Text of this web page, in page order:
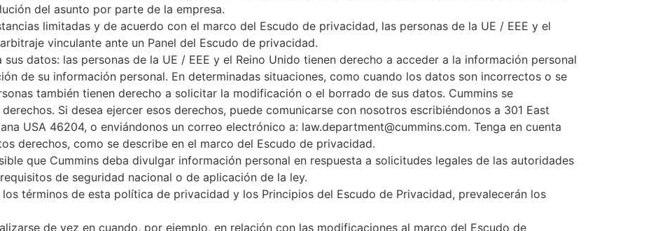
del asunto por parte de la empresa.
limitadas y de acuerdo con el marco del Escudo de privacidad, las personas de la UE / EEE y el
vinculante ante un Panel del Escudo de privacidad.
datos: las personas de la UE / EEE y el Reino Unido tienen derecho a acceder a la información personal
de su información personal. En determinadas situaciones, como cuando los datos son incorrectos o se
también tienen derecho a solicitar la modificación o el borrado de sus datos. Cummins se
Si desea ejercer esos derechos, puede comunicarse con nosotros escribiéndonos a 301 East
USA 46204, o enviándonos un correo electrónico a: law.department@cummins.com. Tenga en cuenta
derechos, como se describe en el marco del Escudo de privacidad.
que Cummins deba divulgar información personal en respuesta a solicitudes legales de las autoridades
de seguridad nacional o de aplicación de la ley.
términos de esta política de privacidad y los Principios del Escudo de Privacidad, prevalecerán los
de vez en cuando, por ejemplo, en relación con las modificaciones al marco del Escudo de